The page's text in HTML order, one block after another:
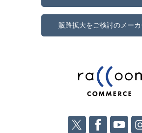
販路拡大をご検討のメー